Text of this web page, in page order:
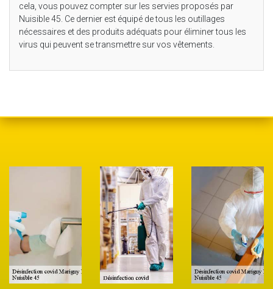
cela, vous pouvez compter sur les servies proposés par
Nuisible 45. Ce dernier est équipé de tous les outillages
nécessaires et des produits adéquats pour éliminer tous les
virus qui peuvent se transmettre sur vos vêtements.